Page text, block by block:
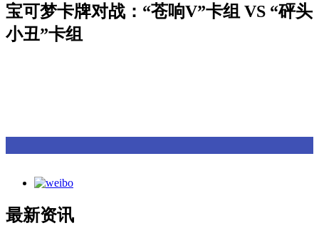
宝可梦卡牌对战：“苍响V”卡组 VS “砰头
小丑”卡组
最新资讯